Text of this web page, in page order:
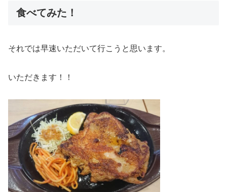
食べてみた！
それでは早速いただいて行こうと思います。
いただきます！！